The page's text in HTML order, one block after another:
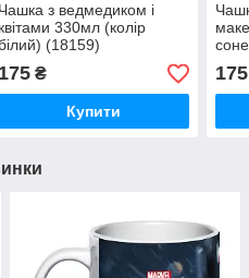
Чашка з ведмедиком і
квітами 330мл (колір
(18159)
175₴
Купити
175